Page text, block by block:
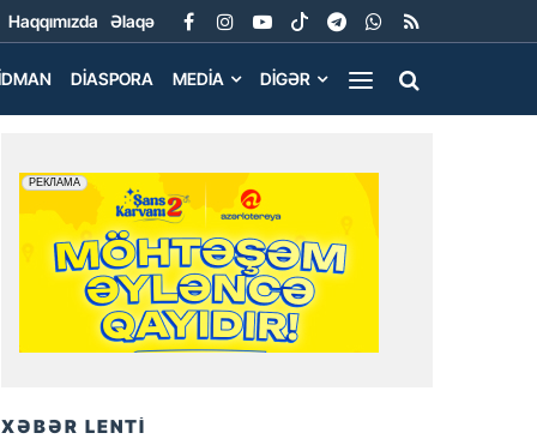
Haqqımızda Əlaqə
DIASPORA MEDIA DIGƏR
XƏBƏR LENTİ